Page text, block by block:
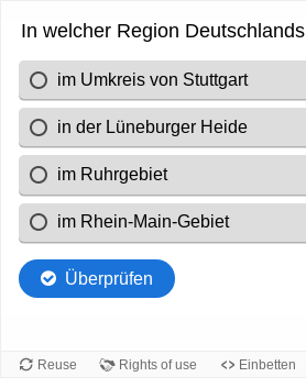
In welcher Region
im Umkreis von Stuttgart
in der Lüneburger Heide
im Ruhrgebiet
im Rhein-Main-Gebiet
Überprüfen
Reuse Rights of use Einbetten